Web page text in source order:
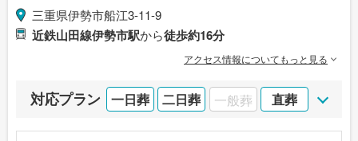
三重県伊勢市船江3-11-9
近鉄山田線伊勢市駅から徒歩約16分
アクセス情報についてもっと見る
対応プラン 一日葬 二日葬 一般葬 直葬